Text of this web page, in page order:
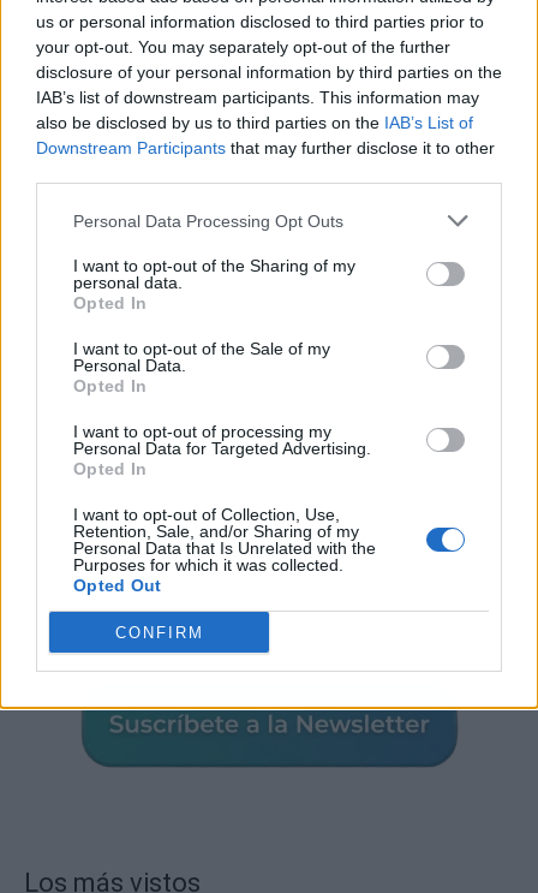
us or personal information disclosed to third parties prior to
your opt-out. You may separately opt-out of the further
disclosure of your personal information by third parties on the
IAB’s list of downstream participants. This information may
also be disclosed by us to third parties on the IAB’s List of
Downstream Participants that may further disclose it to other
Personal Data Processing Opt Outs
I want to opt-out of the Sharing of my
personal data.
Opted In
I want to opt-out of the Sale of my
Personal Data.
Opted In
I want to opt-out of processing my
Personal Data for Targeted Advertising.
Opted In
I want to opt-out of Collection, Use,
Retention, Sale, and/or Sharing of my
Personal Data that Is Unrelated with the
Purposes for which it was collected.
Opted Out
CONFIRM
Los más vistos